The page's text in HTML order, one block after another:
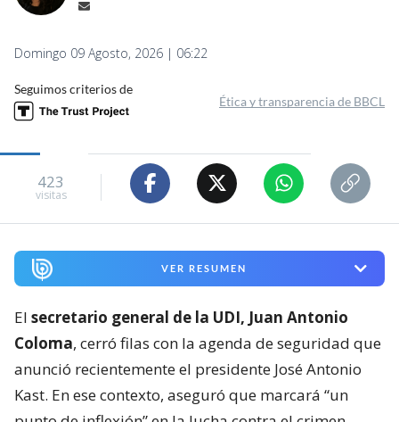
Domingo 09 Agosto, 2026 | 06:22
Seguimos criterios de
Ética y transparencia de BBCL
423
visitas
VER RESUMEN
El secretario general de la UDI, Juan Antonio
Coloma, cerró filas con la agenda de seguridad que
anunció recientemente el presidente José Antonio
Kast. En ese contexto, aseguró que marcará “un